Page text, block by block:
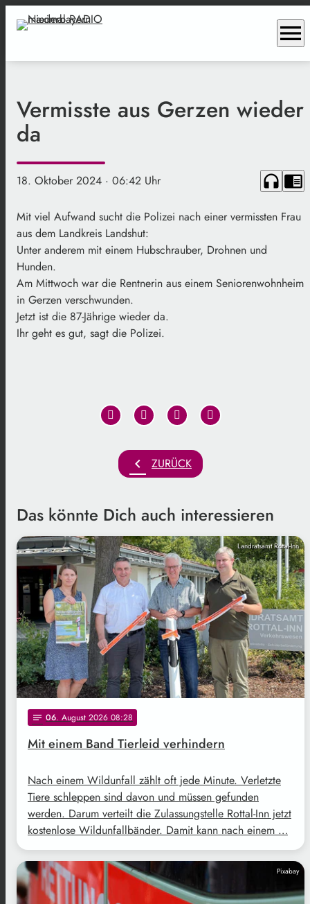
menu
Vermisste aus Gerzen wieder
da
18. Oktober 2024 · 06:42 Uhr headphones chrome_reader_mode
Mit viel Aufwand sucht die Polizei nach einer vermissten Frau
aus dem Landkreis Landshut:
Unter anderem mit einem Hubschrauber, Drohnen und
Hunden.
Am Mittwoch war die Rentnerin aus einem Seniorenwohnheim
in Gerzen verschwunden.
Jetzt ist die 87-Jährige wieder da.
Ihr geht es gut, sagt die Polizei.
chevron_left ZURÜCK
Das könnte Dich auch interessieren
Landratsamt Rottal-Inn
notes 06. August 2026 08:28
Mit einem Band Tierleid verhindern
Nach einem Wildunfall zählt oft jede Minute. Verletzte
Tiere schleppen sind davon und müssen gefunden
werden. Darum verteilt die Zulassungstelle Rottal-Inn jetzt
kostenlose Wildunfallbänder. Damit kann nach einem …
Pixabay